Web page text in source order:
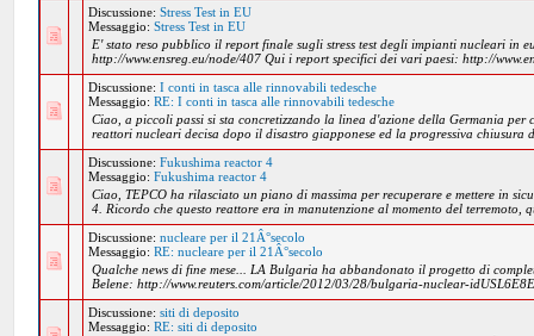
Discussione:Stress Test in EU
Messaggio:Stress Test in EU
E' stato reso pubblico il report finale sugli stress test degli impianti nucleari in
http://www.ensreg.eu/node/407 Qui i report specifici dei vari paesi: http://
Discussione:I conti in tasca alle rinnovabili tedesche
Messaggio:RE: I conti in tasca alle rinnovabili tedesche
Ciao, a piccoli passi si sta concretizzando la linea d'azione della Germania per
reattori nucleari decisa dopo il disastro giapponese ed la progressiva chiusura
Discussione:Fukushima reactor 4
Messaggio:Fukushima reactor 4
Ciao, TEPCO ha rilasciato un piano di massima per recuperare e mettere in
4. Ricordo che questo reattore era in manutenzione al momento del terremoto,
Discussione:nucleare per il 21Â°secolo
Messaggio:RE: nucleare per il 21Â°secolo
Qualche news di fine mese... LA Bulgaria ha abbandonato il progetto di
Belene: http://www.reuters.com/article/2012/03/28/bulgaria-nuclear-
Discussione:siti di deposito
Messaggio:RE: siti di deposito